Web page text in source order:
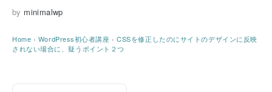
by minimalwp
Home › WordPress初心者講座 ›CSSを修正したのにサイトのデザインに反映
されない場合に、疑うポイント２つ